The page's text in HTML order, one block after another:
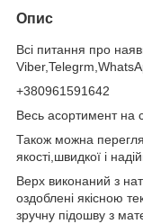
Опис
Всі питання про
+380961591642
Весь асортимент на
Також можна
якості,швидкої і
Верх виконаний з
оздоблені якісною
зручну підошву з